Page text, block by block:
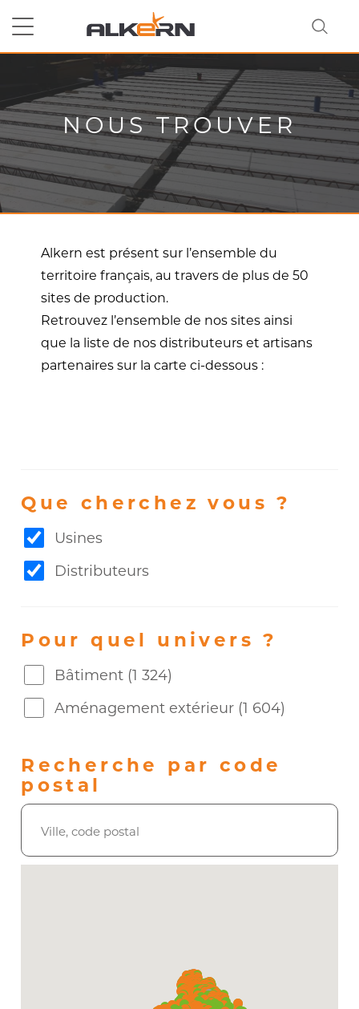
RECHERCHER
NOUS TROUVER
Alkern est présent sur l’ensemble du
territoire français, au travers de plus de 50
sites de production.
Retrouvez l’ensemble de nos sites ainsi
que la liste de nos distributeurs et artisans
partenaires sur la carte ci-dessous :
Que cherchez vous ?
Usines
Distributeurs
Pour quel univers ?
Bâtiment (1 324)
Aménagement extérieur (1 604)
Recherche par code
postal